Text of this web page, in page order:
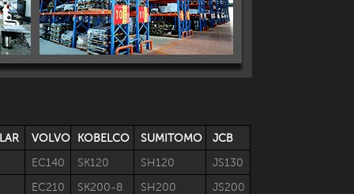
VOLVO KOBELCO SUMITOMO
JCB
EC140 SK120 SH120
JS130
EC210 SK200-8 SH200
JS200